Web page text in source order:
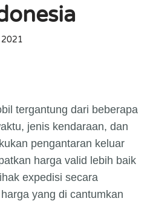
tergantung dari beberapa
jenis kendaraan, dan
pengantaran keluar
harga valid lebih baik
expedisi secara
yang di cantumkan